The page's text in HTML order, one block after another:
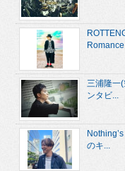
Romance
三浦隆一
ンタビ...
のキ...